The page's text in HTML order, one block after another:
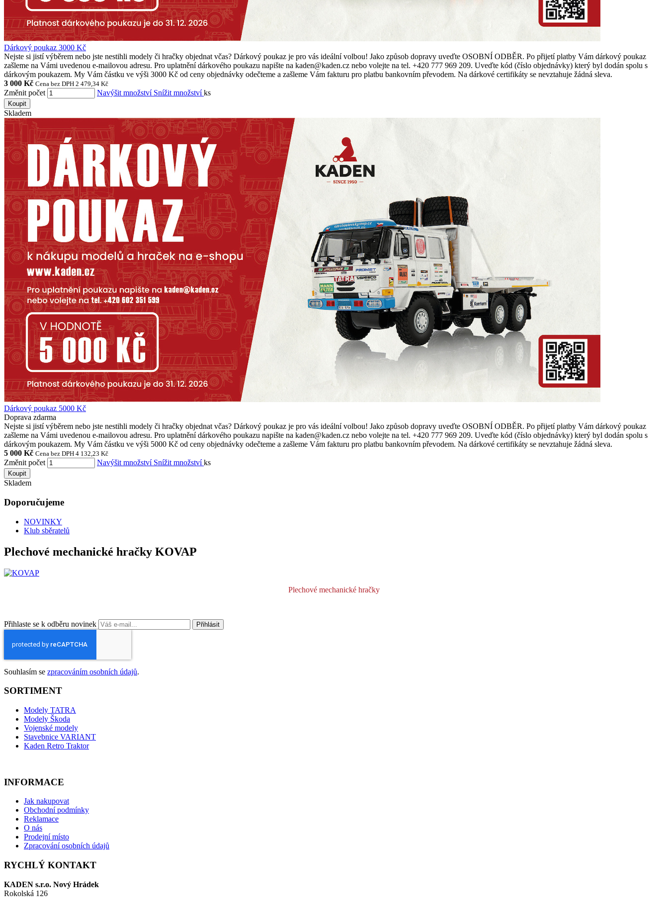
Dárkový poukaz 3000 Kč
Nejste si jistí výběrem nebo jste nestihli modely či hračky objednat včas? Dárkový poukaz je pro vás ideální volbou! Jako způsob dopravy uveďte OSOBNÍ ODBĚR. Po přijetí platby Vám dárkový poukaz
zašleme na Vámi uvedenou e-mailovou adresu. Pro uplatnění dárkového poukazu napište na kaden@kaden.cz nebo volejte na tel. +420 777 969 209. Uveďte kód (číslo objednávky) který byl dodán spolu s
dárkovým poukazem. My Vám částku ve výši 3000 Kč od ceny objednávky odečteme a zašleme Vám fakturu pro platbu bankovním převodem. Na dárkové certifikáty se nevztahuje žádná sleva.
3 000 Kč Cena bez DPH 2 479,34 Kč
Změnit počet Navýšit množství Snížit množstvíks
Koupit
Skladem
Dárkový poukaz 5000 Kč
Doprava zdarma
Nejste si jistí výběrem nebo jste nestihli modely či hračky objednat včas? Dárkový poukaz je pro vás ideální volbou! Jako způsob dopravy uveďte OSOBNÍ ODBĚR. Po přijetí platby Vám dárkový poukaz
zašleme na Vámi uvedenou e-mailovou adresu. Pro uplatnění dárkového poukazu napište na kaden@kaden.cz nebo volejte na tel. +420 777 969 209. Uveďte kód (číslo objednávky) který byl dodán spolu s
dárkovým poukazem. My Vám částku ve výši 5000 Kč od ceny objednávky odečteme a zašleme Vám fakturu pro platbu bankovním převodem. Na dárkové certifikáty se nevztahuje žádná sleva.
5 000 Kč Cena bez DPH 4 132,23 Kč
Změnit počet Navýšit množství Snížit množstvíks
Koupit
Skladem
Doporučujeme
NOVINKY
Klub sběratelů
Plechové mechanické hračky KOVAP
Plechové mechanické hračky
Přihlaste se k odběru novinek Přihlásit
Souhlasím se zpracováním osobních údajů.
SORTIMENT
Modely TATRA
Modely Škoda
Vojenské modely
Stavebnice VARIANT
Kaden Retro Traktor
INFORMACE
Jak nakupovat
Obchodní podmínky
Reklamace
O nás
Prodejní místo
Zpracování osobních údajů
RYCHLÝ KONTAKT
KADEN s.r.o. Nový Hrádek
Rokolská 126